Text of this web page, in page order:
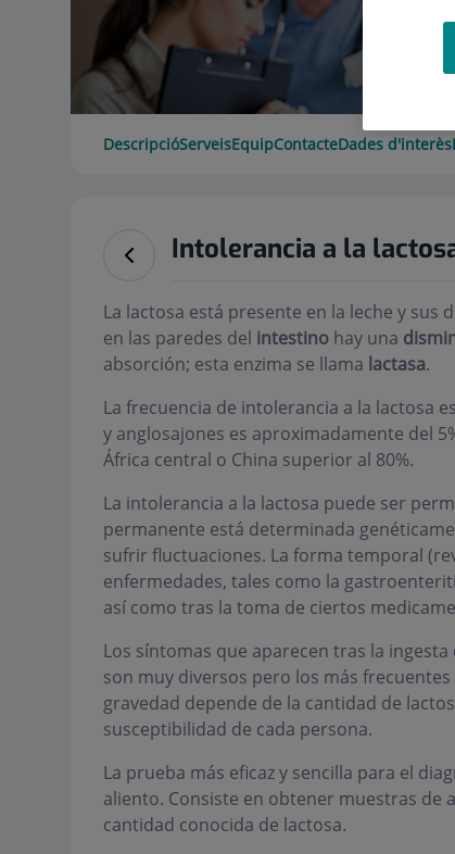
DescripcióServeisEquipContacteDades d'interès
Intolerancia a la
La lactosa está presente en la leche y sus
en las paredes del intestino hay una
absorción; esta enzima se llama lactasa.
La frecuencia de intolerancia a la lactosa
y anglosajones es aproximadamente del
África central o China superior al 80%.
La intolerancia a la lactosa puede ser
permanente está determinada
sufrir fluctuaciones. La forma temporal
enfermedades, tales como la
así como tras la toma de ciertos
Los síntomas que aparecen tras la
son muy diversos pero los más frecuentes
gravedad depende de la cantidad de
susceptibilidad de cada persona.
La prueba más eficaz y sencilla para el
aliento. Consiste en obtener muestras de
cantidad conocida de lactosa.